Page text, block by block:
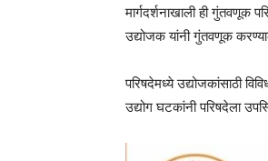
मार्गदर्शनाखाली ही
उद्योजक यांनी गुंतवणूक
परिषदेमध्ये उद्योजकांसाठी
उद्योग घटकांनी परिषदेला